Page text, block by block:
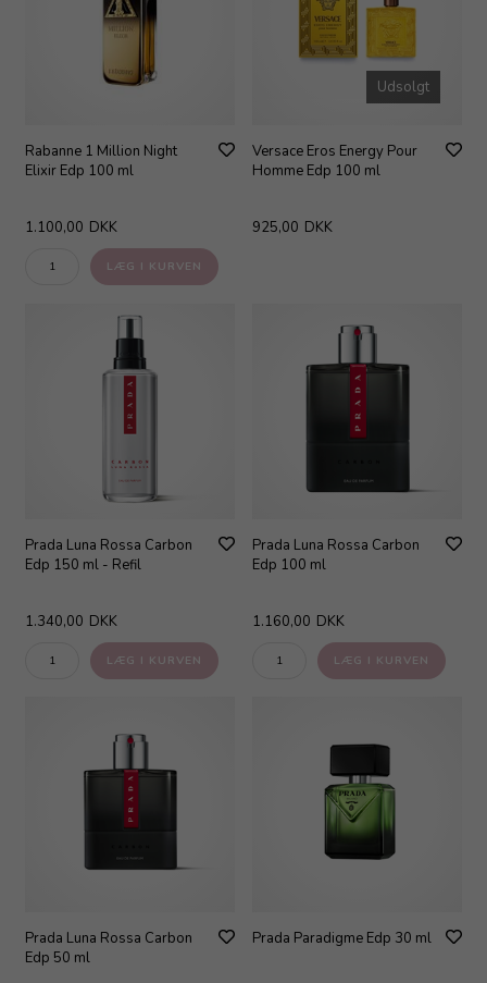
Rabanne 1 Million Night
Elixir Edp 100 ml
1.100,00 DKK
Udsolgt
Versace Eros Energy Pour
Homme Edp 100 ml
925,00 DKK
Prada Luna Rossa Carbon
Edp 150 ml - Refil
1.340,00 DKK
Prada Luna Rossa Carbon
Edp 100 ml
1.160,00 DKK
Prada Luna Rossa Carbon
Edp 50 ml
Prada Paradigme Edp 30 ml